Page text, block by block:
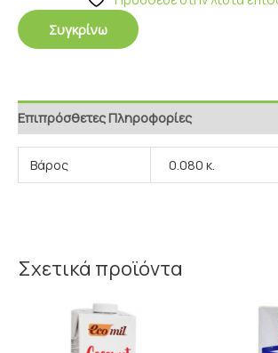
Συγκρίνω
Επιπρόσθετες Πληροφορίες
Βάρος 0.080 κ.
Σχετικά προϊόντα